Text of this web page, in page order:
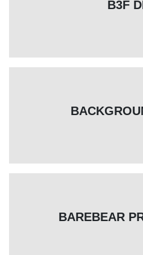
B3F
BAREBEAR